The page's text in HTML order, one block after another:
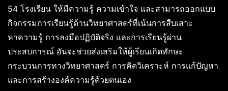
54 โรงเรียน ให้มีความรู้ ความเข้าใจ และสามารถออกแบบ
กิจกรรมการเรียนรู้ด้านวิทยาศาสตร์ที่เน้นการสืบเสาะ
หาความรู้ การลงมือปฏิบัติจริง และการเรียนรู้ผ่าน
ประสบการณ์ อันจะช่วยส่งเสริมให้ผู้เรียนเกิดทักษะ
กระบวนการทางวิทยาศาสตร์ การคิดวิเคราะห์ การแก้ปัญหา
และการสร้างองค์ความรู้ด้วยตนเอง